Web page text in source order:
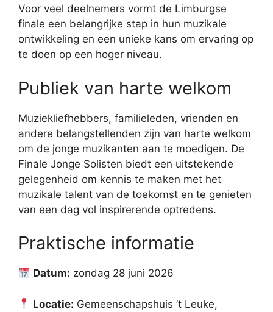
Voor veel deelnemers vormt de Limburgse
finale een belangrijke stap in hun muzikale
ontwikkeling en een unieke kans om ervaring op
te doen op een hoger niveau.
Publiek van harte welkom
Muziekliefhebbers, familieleden, vrienden en
andere belangstellenden zijn van harte welkom
om de jonge muzikanten aan te moedigen. De
Finale Jonge Solisten biedt een uitstekende
gelegenheid om kennis te maken met het
muzikale talent van de toekomst en te genieten
van een dag vol inspirerende optredens.
Praktische informatie
Datum: zondag 28 juni 2026
Locatie: Gemeenschapshuis ’t Leuke,